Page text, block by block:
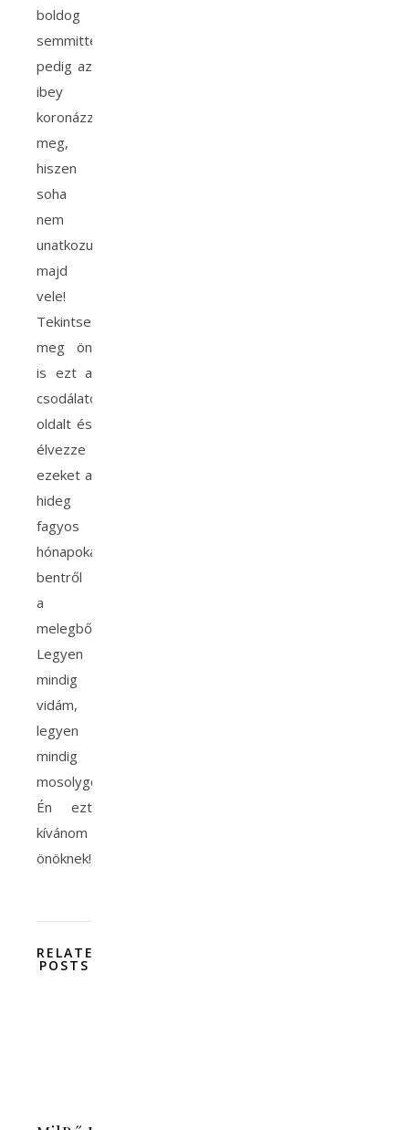
boldog
semmittevést
pedig az
ibey
koronázza
meg,
hiszen
soha
nem
unatkozunk
majd
vele!
Tekintse
meg ön
is ezt a
csodálatos
oldalt és
élvezze
ezeket a
hideg
fagyos
hónapokat,
bentről
a
melegből!
Legyen
mindig
vidám,
legyen
mindig
mosolygós.
Én ezt
kívánom
önöknek!
RELATED
POSTS